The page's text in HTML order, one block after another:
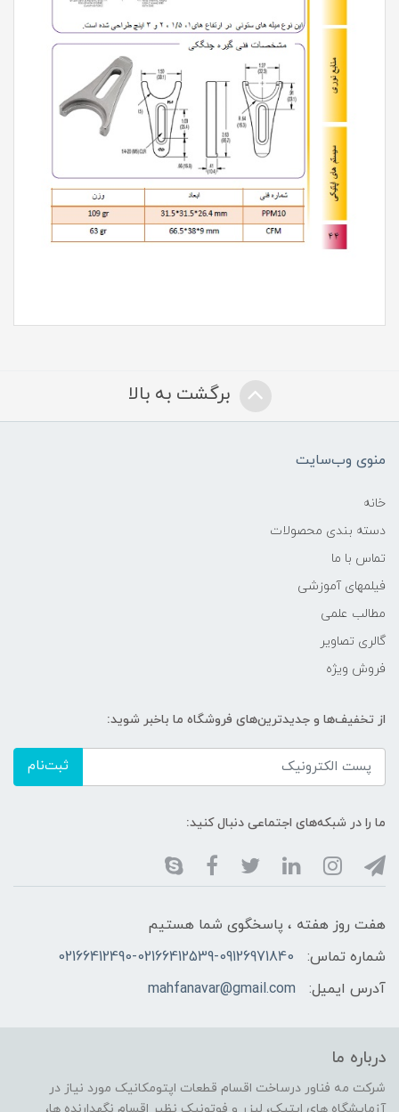
برگشت به بالا
منوی وب‌سایت
خانه
دسته بندی محصولات
تماس با ما
فیلمهای آموزشی
مطالب علمی
گالری تصاویر
فروش ویژه
از تخفیف‌ها و جدیدترین‌های فروشگاه ما باخبر شوید:
ثبت‌نام
ما را در شبکه‌های اجتماعی دنبال کنید:
هفت روز هفته ، پاسخگوی شما هستیم
شماره تماس:
02166412490-02166412539-09126971840
آدرس ایمیل:
mahfanavar@gmail.com
درباره ما
شرکت مه فناور درساخت اقسام قطعات اپتومکانیک مورد نیاز در